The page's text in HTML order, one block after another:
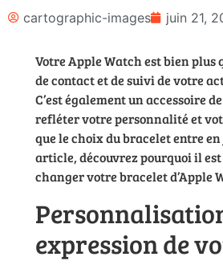
cartographic-images juin 21,
Votre Apple Watch est bien plus
de contact et de suivi de votre
C’est également un accessoire
refléter votre personnalité et
que le choix du bracelet entre
article, découvrez pourquoi il est
changer votre bracelet d’Apple
expression de